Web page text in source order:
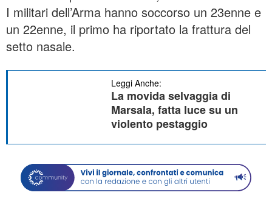
I militari dell’Arma hanno soccorso un 23enne e
un 22enne, il primo ha riportato la frattura del
setto nasale.
Leggi Anche:
La movida selvaggia di
Marsala, fatta luce su un
violento pestaggio